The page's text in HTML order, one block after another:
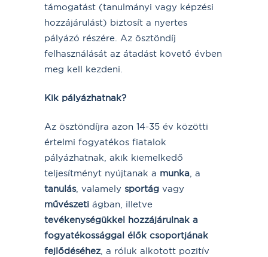
támogatást (tanulmányi vagy képzési
hozzájárulást) biztosít a nyertes
pályázó részére. Az ösztöndíj
felhasználását az átadást követő évben
meg kell kezdeni.
Kik pályázhatnak?
Az ösztöndíjra azon 14-35 év közötti
értelmi fogyatékos fiatalok
pályázhatnak, akik kiemelkedő
teljesítményt nyújtanak a munka , a
tanulás, valamely sportág vagy
művészeti ágban, illetve
tevékenységükkel hozzájárulnak a
fogyatékossággal élők csoportjának
fejlődéséhez, a róluk alkotott pozitív